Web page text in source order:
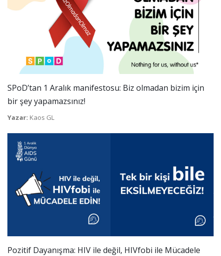
SPoD’tan 1 Aralık manifestosu: Biz olmadan bizim için
bir şey yapamazsınız!
Yazar: Kaos GL
Pozitif Dayanışma: HIV ile değil, HIVfobi ile Mücadele